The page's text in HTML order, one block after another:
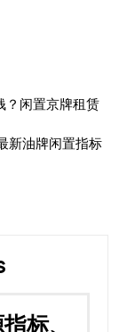
？闲置京牌租赁
新油牌闲置指标
标、